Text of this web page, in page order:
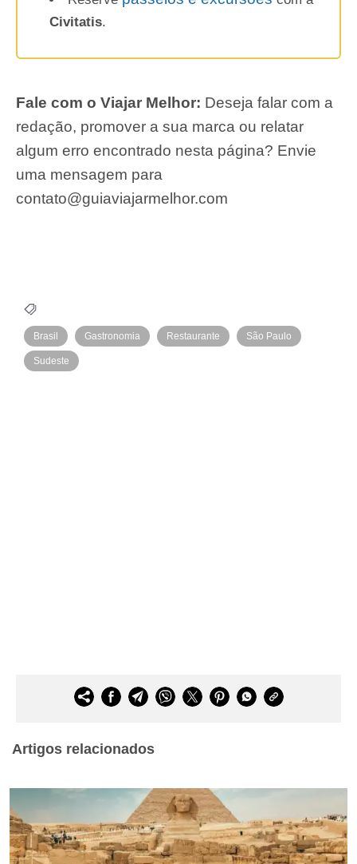
Civitatis.
Fale com o Viajar Melhor: Deseja falar com a
redação, promover a sua marca ou relatar
algum erro encontrado nesta página? Envie
uma mensagem para
contato@guiaviajarmelhor.com
Brasil Gastronomia Restaurante São Paulo
Sudeste
Artigos relacionados